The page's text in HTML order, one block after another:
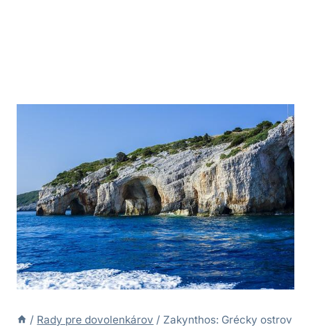
/ Rady pre dovolenkárov / Zakynthos: Grécky ostrov